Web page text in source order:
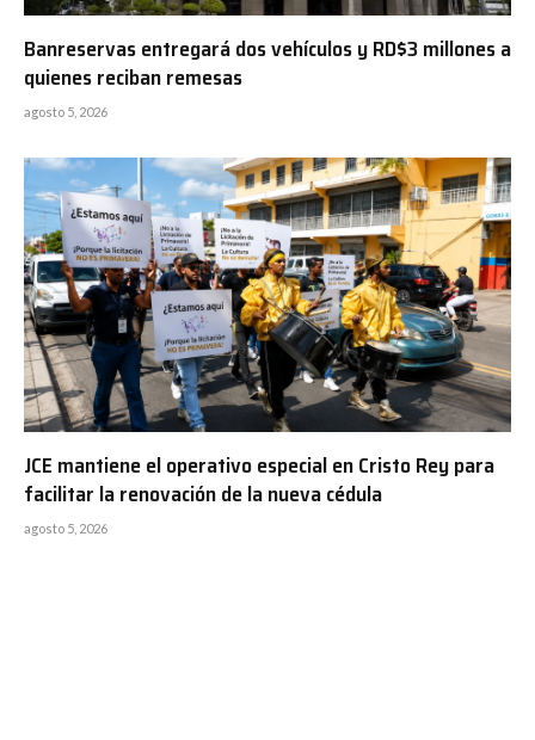
Banreservas entregará dos vehículos y RD$3 millones a
quienes reciban remesas
agosto 5, 2026
JCE mantiene el operativo especial en Cristo Rey para
facilitar la renovación de la nueva cédula
agosto 5, 2026